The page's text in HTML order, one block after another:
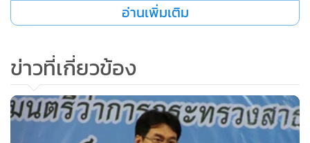
ผู้ป่วยภายใต้การควบคุมของอาจารย์แพทย์อย่างใกล้ชิดตาม
เป็นผู้คัดกรองผู้ป่วยที่เหมาะสมกับการเรียนการสอนดังกล่าว ซึ่ง
ความร่วมมือครั้งนี้จะนำไปสู่การผลิตแพทย์ที่มีคุณภาพเพื่อตอบ
สนองความต้องการของประเทศโดยเฉพาะในพื้นที่ภาคใต้ต่อไป
ในอนาคต
อ่านเพิ่มเติม
ข่าวที่เกี่ยวข้อง